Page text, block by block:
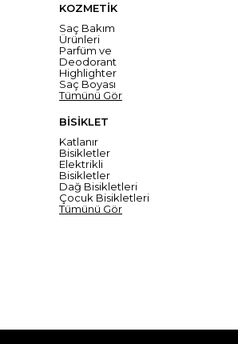
KOZMETİK
Saç Bakım
Ürünleri
Parfüm ve
Deodorant
Highlighter
Saç Boyası
Tümünü Gör
BİSİKLET
Katlanır
Bisikletler
Elektrikli
Bisikletler
Dağ Bisikletleri
Çocuk Bisikletleri
Tümünü Gör